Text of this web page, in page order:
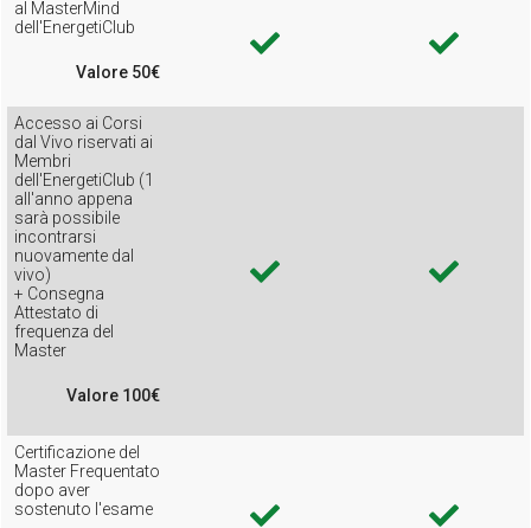
al MasterMind
dell'EnergetiClub
Valore 50€
Accesso ai Corsi
dal Vivo riservati ai
Membri
dell'EnergetiClub (1
all'anno appena
sarà possibile
incontrarsi
nuovamente dal
vivo)
+ Consegna
Attestato di
frequenza del
Master
Valore 100€
Certificazione del
Master Frequentato
dopo aver
sostenuto l'esame